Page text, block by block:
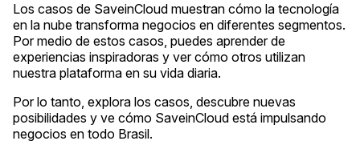
Los casos de SaveinCloud muestran cómo la tecnología
en la nube transforma negocios en diferentes segmentos.
Por medio de estos casos, puedes aprender de
experiencias inspiradoras y ver cómo otros utilizan
nuestra plataforma en su vida diaria.
Por lo tanto, explora los casos, descubre nuevas
posibilidades y ve cómo SaveinCloud está impulsando
negocios en todo Brasil.